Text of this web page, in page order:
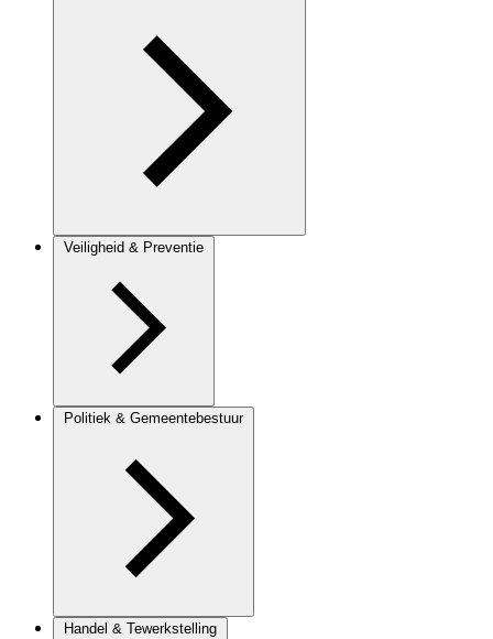
Veiligheid & Preventie
Politiek & Gemeentebestuur
Handel & Tewerkstelling